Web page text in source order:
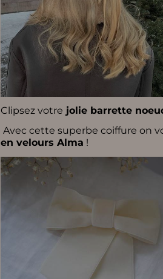
Clipsez votre jolie barrette
Avec cette superbe coiffure on
en velours Alma !